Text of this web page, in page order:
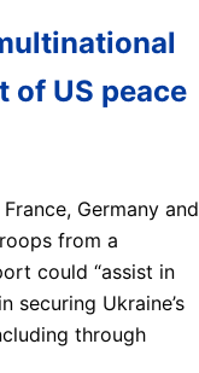
of US peace
Germany and
from a
could “assist in
securing Ukraine’s
through